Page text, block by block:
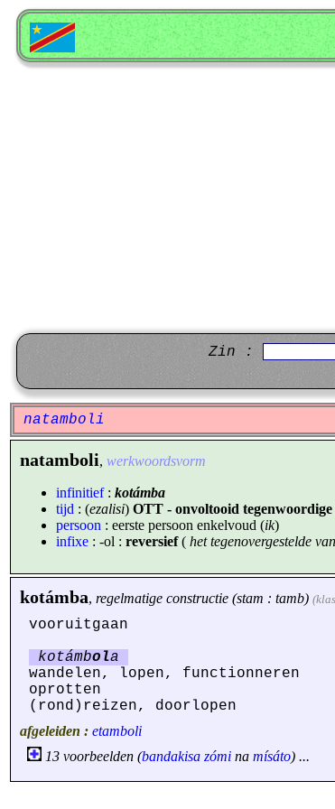
Zin :
natamboli
natamboli, werkwoordsvorm
infinitief: kotámba
tijd : (ezalisi) OTT - onvoltooid
persoon : eerste persoon enkelvoud (ik)
infixe : -ol : reversief( het tegenovergestelde
kotámba, regelmatige constructie (stam : tamb)
vooruitgaan
kotámbola
wandelen, lopen, functionneren
oprotten
(rond)reizen, doorlopen
afgeleiden : etamboli
13 voorbeelden (bandakisa zómi na mísáto) ...